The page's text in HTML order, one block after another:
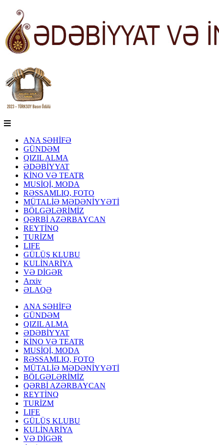
ANA SƏHİFƏ
GÜNDƏM
QIZIL ALMA
ƏDƏBİYYAT
KİNO VƏ TEATR
MUSİQİ, MODA
RƏSSAMLIQ, FOTO
MÜTALİƏ MƏDƏNİYYƏTİ
BÖLGƏLƏRİMİZ
QƏRBİ AZƏRBAYCAN
REYTİNQ
TURİZM
LIFE
GÜLÜŞ KLUBU
KULİNARİYA
VƏ DİGƏR
Arxiv
ƏLAQƏ
ANA SƏHİFƏ
GÜNDƏM
QIZIL ALMA
ƏDƏBİYYAT
KİNO VƏ TEATR
MUSİQİ, MODA
RƏSSAMLIQ, FOTO
MÜTALİƏ MƏDƏNİYYƏTİ
BÖLGƏLƏRİMİZ
QƏRBİ AZƏRBAYCAN
REYTİNQ
TURİZM
LIFE
GÜLÜŞ KLUBU
KULİNARİYA
VƏ DİGƏR